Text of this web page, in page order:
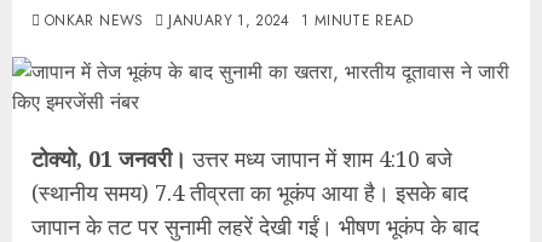
ONKAR NEWS JANUARY 1, 2024 1 MINUTE READ
टोक्यो, 01 जनवरी। उत्तर मध्य जापान में शाम 4:10 बजे
(स्थानीय समय) 7.4 तीव्रता का भूकंप आया है। इसके बाद
जापान के तट पर सुनामी लहरें देखी गईं। भीषण भूकंप के बाद